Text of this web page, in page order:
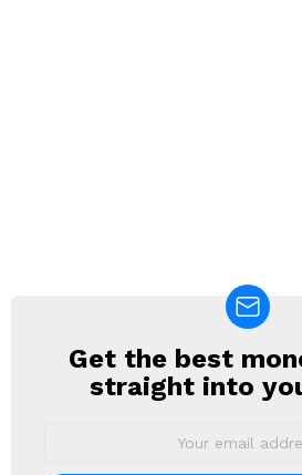
NEWSLETTER
Get the best
straight into